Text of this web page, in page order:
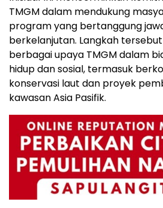
TMGM dalam mendukung
program yang bertanggung
berkelanjutan. Langkah
berbagai upaya TMGM dalam
hidup dan sosial, termasuk
konservasi laut dan proyek
kawasan Asia Pasifik.